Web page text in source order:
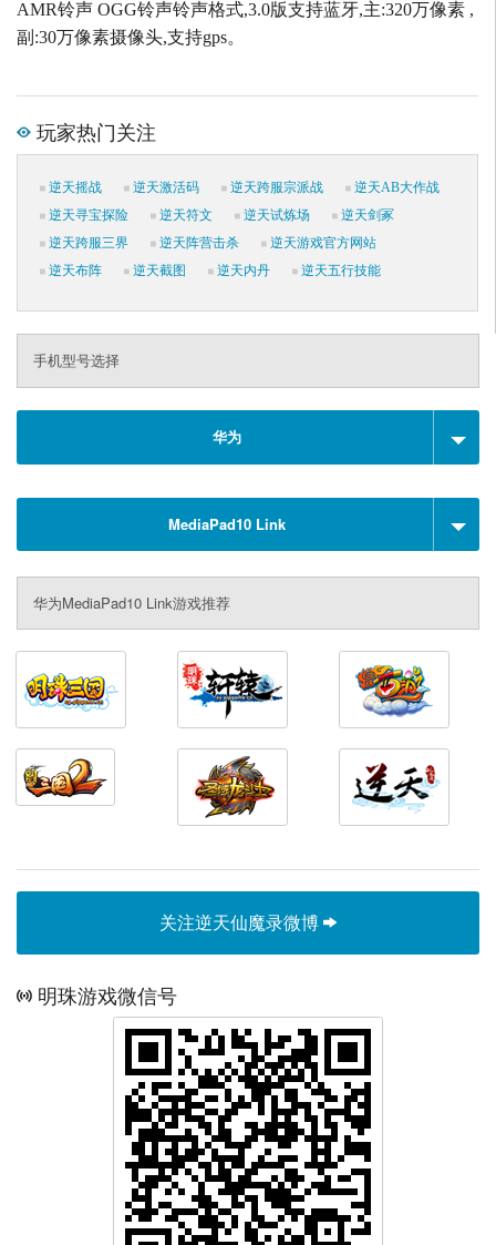
AMR铃声 OGG铃声铃声格式,3.0版支持蓝牙,主:320万像素 ,
副:30万像素摄像头,支持gps。
玩家热门关注
逆天摇战 逆天激活码 逆天跨服宗派战
逆天AB大作战
逆天寻宝探险
逆天符文 逆天试炼场
逆天剑冢
逆天跨服三界
逆天阵营击杀
逆天游戏官方网站
逆天布阵
逆天截图 逆天内丹 逆天五行技能
手机型号选择
华为
MediaPad10 Link
华为MediaPad10 Link游戏推荐
关注逆天仙魔录微博
明珠游戏微信号